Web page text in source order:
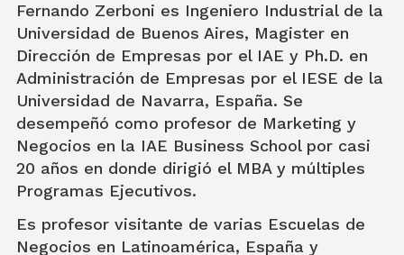
Fernando Zerboni es Ingeniero Industrial de la
Universidad de Buenos Aires, Magister en
Dirección de Empresas por el IAE y Ph.D. en
Administración de Empresas por el IESE de la
Universidad de Navarra, España. Se
desempeñó como profesor de Marketing y
Negocios en la IAE Business School por casi
20 años en donde dirigió el MBA y múltiples
Programas Ejecutivos.
Es profesor visitante de varias Escuelas de
Negocios en Latinoamérica, España y